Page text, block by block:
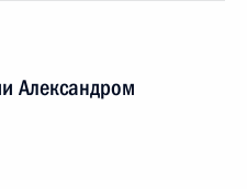
Александром